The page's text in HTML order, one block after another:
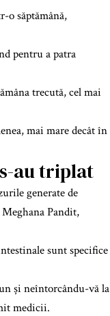
o săptămână,
pentru a patra
trecută, cel mai
mai mare decât în
au triplat
generate de
Pandit,
sunt specifice
și neîntorcându-vă la
medicii.